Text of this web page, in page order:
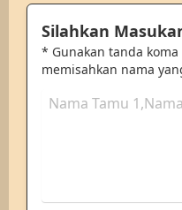
Silahkan
* Gunakan tanda koma
memisahkan nama